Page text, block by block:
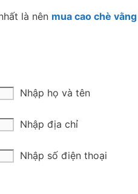
là nên mua cao chè vằng
Nhập họ và tên
Nhập địa chỉ
Nhập số điện thoại